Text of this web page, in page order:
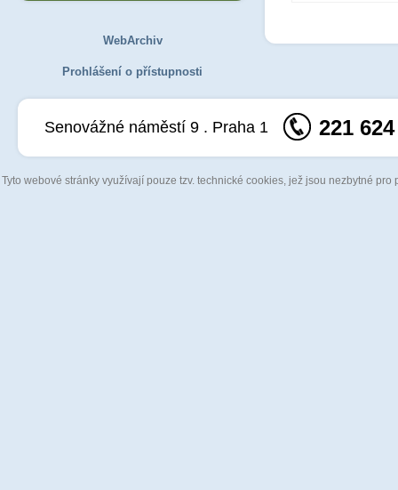
WebArchiv
Prohlášení o přístupnosti
Senovážné náměstí 9 . Praha 1 221
Tyto webové stránky využívají pouze tzv. technické cookies, jež jsou nezbytné